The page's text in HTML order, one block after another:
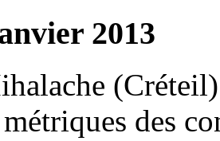
2013
(Créteil)
des